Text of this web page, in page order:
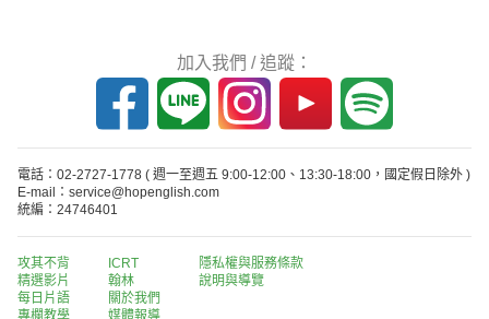
加入我們 / 追蹤：
電話：02-2727-1778 ( 週一至週五 9:00-12:00、13:30-18:00，國定假日除外 )
E-mail：service@hopenglish.com
統編：24746401
攻其不背
精選影片
每日片語
專欄教學
ICRT
翰林
關於我們
媒體報導
隱私權與服務條款
說明與導覽